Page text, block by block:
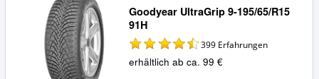
Goodyear UltraGrip 9-195/65/R15
91H
399 Erfahrungen
erhältlich ab ca. 99 €